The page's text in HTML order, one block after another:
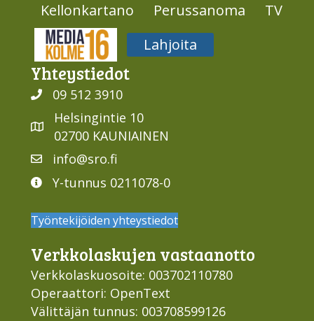
Kellonkartano
Perussanoma
TV
Media316
Lahjoita
Yhteys­tiedot
09 512 3910
Helsingintie 10
02700 KAUNIAINEN
info@sro.fi
Y-tunnus 0211078-0
Työntekijöiden yhteystiedot
Verkko­laskujen vastaan­otto
Verkkolaskuosoite: 003702110780
Operaattori: OpenText
Välittäjän tunnus: 003708599126